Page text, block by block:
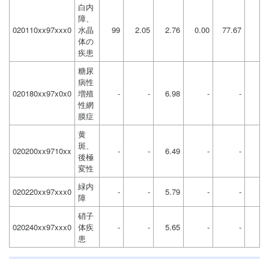
020110xx97xxx0
白内
障、
水晶
体の
疾患
99 2.05 2.76 0.00 77.67
020180xx97x0x0
糖尿
病性
増殖
性網
膜症
- - 6.98 - -
020200xx9710xx
黄
斑、
後極
変性
- - 6.49 - -
020220xx97xxx0 緑内
障
- - 5.79 - -
020240xx97xxx0
硝子
体疾
患
- - 5.65 - -